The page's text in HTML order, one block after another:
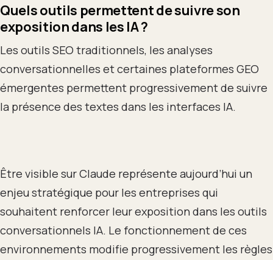
Quels outils permettent de suivre son
exposition dans les IA ?
Les outils SEO traditionnels, les analyses
conversationnelles et certaines plateformes GEO
émergentes permettent progressivement de suivre
la présence des textes dans les interfaces IA.
Être visible sur Claude représente aujourd’hui un
enjeu stratégique pour les entreprises qui
souhaitent renforcer leur exposition dans les outils
conversationnels IA. Le fonctionnement de ces
environnements modifie progressivement les règles